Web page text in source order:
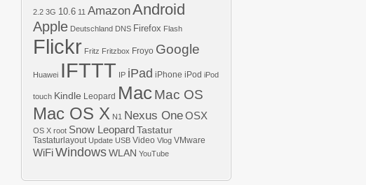
2.2 3G 10.6 11 AmazonAndroid
Apple Deutschland DNS Firefox Flash
Flickr Fritz Fritzbox Froyo Google
Huawei IFTTT IP iPad iPhone iPod iPod
touch Kindle Leopard MacMac OS
Mac OS X N1 Nexus OneOSX
OS X root Snow LeopardTastatur
Tastaturlayout Update USB Video Vlog VMware
WiFiWindowsWLAN YouTube